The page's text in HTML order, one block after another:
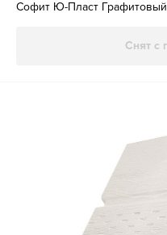
Софит Ю-Пласт
Снят с